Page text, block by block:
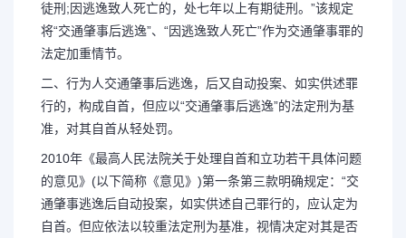
徒刑;因逃逸致人死亡的，处七年以上有期徒刑。”该规定
将“交通肇事后逃逸”、“因逃逸致人死亡”作为交通肇事罪的
法定加重情节。
二、行为人交通肇事后逃逸，后又自动投案、如实供述罪
行的，构成自首，但应以“交通肇事后逃逸”的法定刑为基
准，对其自首从轻处罚。
2010年《最高人民法院关于处理自首和立功若干具体问题
的意见》(以下简称《意见》)第一条第三款明确规定：“交
通肇事逃逸后自动投案，如实供述自己罪行的，应认定为
自首。但应依法以较重法定刑为基准，视情决定对其是否
为，也在一...